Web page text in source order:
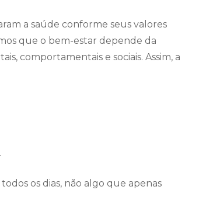
a saúde conforme seus valores
que o bem-estar depende da
comportamentais e sociais. Assim, a
os dias, não algo que apenas